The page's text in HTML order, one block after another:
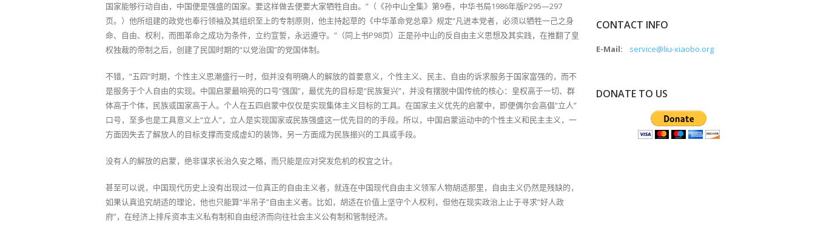
国家能够行动自由，中国便是强盛的国家。要这样做去便要大家牺牲自由。”（《孙中山全集》第9卷，中华书局1986年版P295—297
页。）他所组建的政党也奉行领袖及其组织至上的专制原则，他主持起草的《中华革命党总章》规定“凡进本党者，必须以牺牲一己之身
命、自由、权利，而图革命之成功为条件，立约宣誓，永远遵守。”（同上书P98页）正是孙中山的反自由主义思想及其实践，在推翻了皇
权独裁的帝制之后，创建了民国时期的“以党治国”的党国体制。
不错，“五四”时期，个性主义思潮盛行一时，但并没有明确人的解放的首要意义，个性主义、民主、自由的诉求服务于国家富强的，而不
是服务于个人自由的实现。中国启蒙最响亮的口号“强国”，最优先的目标是“民族复兴”，并没有摆脱中国传统的核心：皇权高于一切、群
体高于个体，民族或国家高于人。个人在五四启蒙中仅仅是实现集体主义目标的工具。在国家主义优先的启蒙中，即便偶尔会高倡“立人”
口号，至多也是工具意义上“立人”，立人是实现国家或民族强盛这一优先目的的手段。所以，中国启蒙运动中的个性主义和民主主义，一
方面因失去了解放人的目标支撑而变成虚幻的装饰，另一方面成为民族振兴的工具或手段。
没有人的解放的启蒙，绝非谋求长治久安之略，而只能是应对突发危机的权宜之计。
甚至可以说，中国现代历史上没有出现过一位真正的自由主义者，就连在中国现代自由主义领军人物胡适那里，自由主义仍然是残缺的，
如果认真追究胡适的理论，他也只能算“半吊子”自由主义者。比如，胡适在价值上坚守个人权利，但他在现实政治上止于寻求“好人政
府”，在经济上排斥资本主义私有制和自由经济而向往社会主义公有制和管制经济。
CONTACT INFO
E-Mail: service@liu-xiaobo.org
DONATE TO US